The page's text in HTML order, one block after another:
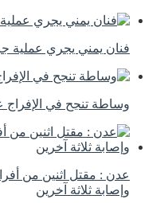
فنان يمني يجري
وساطة تنجح في
عدن : مقتل اثنين من
وإصابة ثلاثة آخرين